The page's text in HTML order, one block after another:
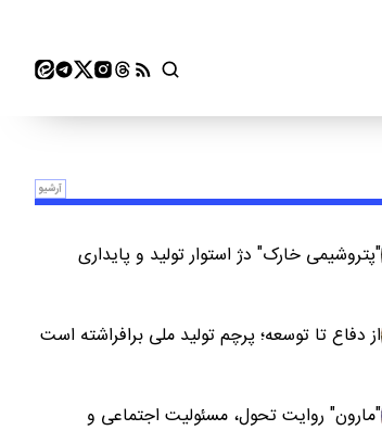
آرشیو
"پتروشیمی خارک" دژ استوار تولید و پایداری
از دفاع تا توسعه؛ پرچم تولید ملی برافراشته است
"مارون" روایت تحول، مسئولیت اجتماعی و